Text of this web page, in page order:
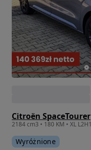
Citroën SpaceTourer
Wyróżnione